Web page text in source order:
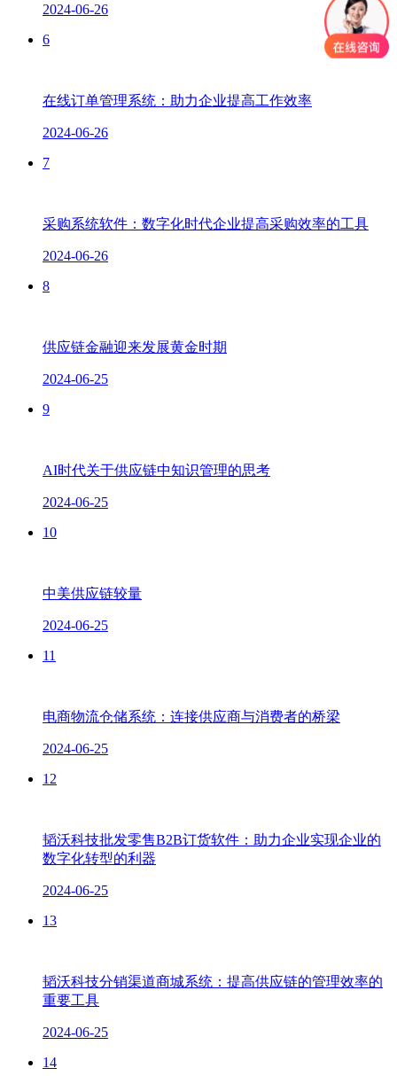
2024-06-26
6
在线订单管理系统：助力企业提高工作效率
2024-06-26
7
采购系统软件：数字化时代企业提高采购效率的工具
2024-06-26
8
供应链金融迎来发展黄金时期
2024-06-25
9
AI时代关于供应链中知识管理的思考
2024-06-25
10
中美供应链较量
2024-06-25
11
电商物流仓储系统：连接供应商与消费者的桥梁
2024-06-25
12
韬沃科技批发零售B2B订货软件：助力企业实现企业的
数字化转型的利器
2024-06-25
13
韬沃科技分销渠道商城系统：提高供应链的管理效率的
重要工具
2024-06-25
14